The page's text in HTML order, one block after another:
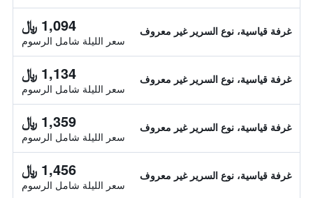
غرفة قياسية، نوع السرير غير معروف 1,094 ﷼
سعر الليلة شامل الرسوم
غرفة قياسية، نوع السرير غير معروف 1,134 ﷼
سعر الليلة شامل الرسوم
غرفة قياسية، نوع السرير غير معروف 1,359 ﷼
سعر الليلة شامل الرسوم
غرفة قياسية، نوع السرير غير معروف 1,456 ﷼
سعر الليلة شامل الرسوم